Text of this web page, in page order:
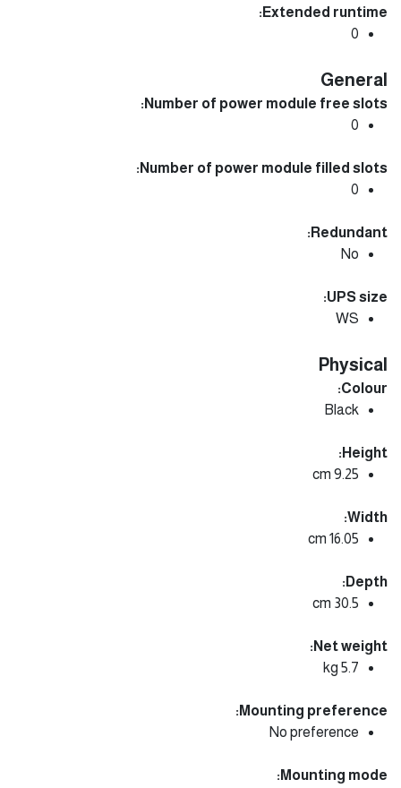
Extended runtime:
0
General
Number of power module free slots:
0
Number of power module filled slots:
0
Redundant:
No
UPS size:
WS
Physical
Colour:
Black
Height:
9.25 cm
Width:
16.05 cm
Depth:
30.5 cm
Net weight:
5.7 kg
Mounting preference:
No preference
Mounting mode: